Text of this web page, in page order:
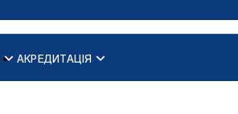
АКРЕДИТАЦІЯ